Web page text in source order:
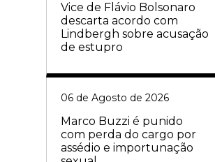
Vice de Flávio Bolsonaro
descarta acordo com
Lindbergh sobre acusação
de estupro
06 de Agosto de 2026
Marco Buzzi é punido
com perda do cargo por
assédio e importunação